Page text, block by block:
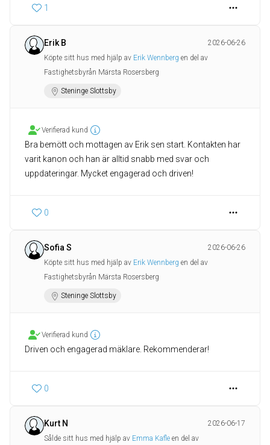
1
Erik B
2026-06-26
Köpte sitt hus med hjälp av Erik Wennberg en del av
Fastighetsbyrån Märsta Rosersberg
Steninge Slottsby
Verifierad kund
Bra bemött och mottagen av Erik sen start. Kontakten har
varit kanon och han är alltid snabb med svar och
uppdateringar. Mycket engagerad och driven!
0
Sofia S
2026-06-26
Köpte sitt hus med hjälp av Erik Wennberg en del av
Fastighetsbyrån Märsta Rosersberg
Steninge Slottsby
Verifierad kund
Driven och engagerad mäklare. Rekommenderar!
0
Kurt N
2026-06-17
Sålde sitt hus med hjälp av Emma Kafle en del av